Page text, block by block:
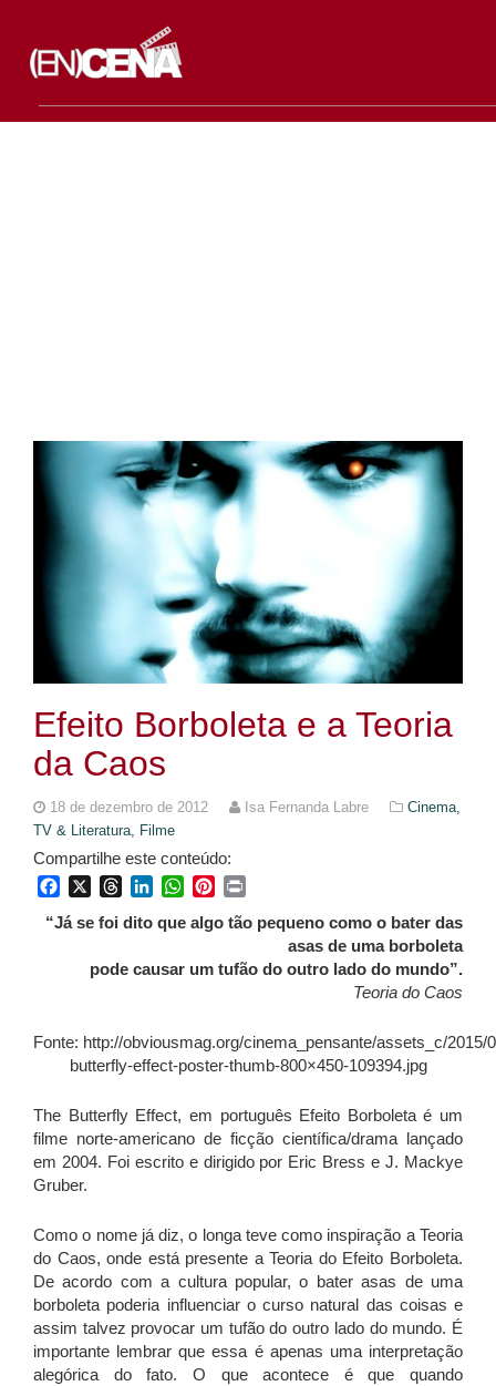
Efeito Borboleta e a Teoria
da Caos
18 de dezembro de 2012 Isa Fernanda Labre
Cinema,
TV & Literatura, Filme
Compartilhe este conteúdo:
FacebookThreadsLinkedInWhatsApp
Pinterest
“Já se foi dito que algo tão pequeno como o bater das
asas de uma borboleta
pode causar um tufão do outro lado do mundo”.
Teoria do Caos
Fonte: http://obviousmag.org/cinema_pensante/assets_c/2015/
butterfly-effect-poster-thumb-800×450-109394.jpg
The Butterfly Effect, em português Efeito Borboleta é um
filme norte-americano de ficção científica/drama lançado
em 2004. Foi escrito e dirigido por Eric Bress e J. Mackye
Gruber.
Como o nome já diz, o longa teve como inspiração a Teoria
do Caos, onde está presente a Teoria do Efeito Borboleta.
De acordo com a cultura popular, o bater asas de uma
borboleta poderia influenciar o curso natural das coisas e
assim talvez provocar um tufão do outro lado do mundo. É
importante lembrar que essa é apenas uma interpretação
alegórica do fato. O que acontece é que quando